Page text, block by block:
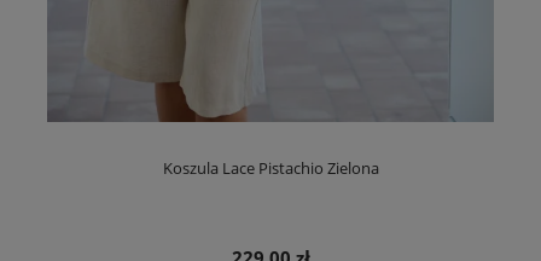
Koszula Lace Pistachio Zielona